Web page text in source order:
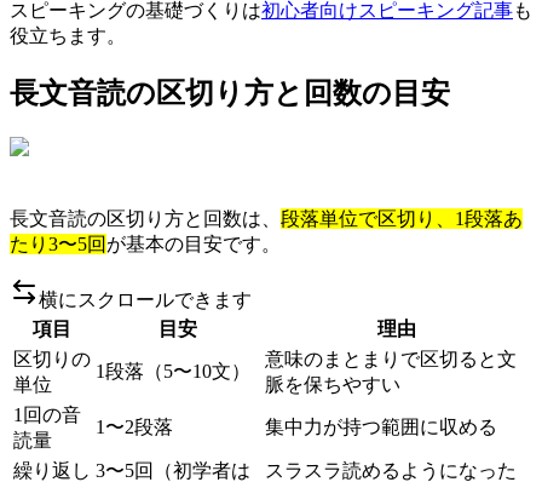
スピーキングの基礎づくりは初心者向けスピーキング記事も
役立ちます。
長文音読の区切り方と回数の目安
長文音読の区切り方と回数は、 段落単位で区切り、1段落あ
たり3〜5回 が基本の目安です。
横にスクロールできます
項目
目安
理由
区切りの
単位
1段落（5〜10文）
意味のまとまりで区切ると文
脈を保ちやすい
1回の音
読量
1〜2段落 集中力が持つ範囲に収める
繰り返し 3〜5回（初学者は
スラスラ読めるようになった